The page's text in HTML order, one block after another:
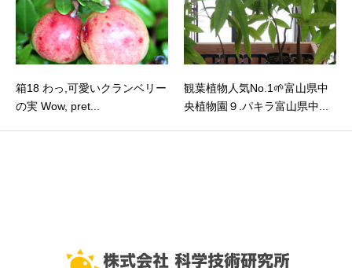
箱18 わっ,可愛いクランベリー
の実 Wow, pret...
観葉植物人気No.1🌱富山県中
央植物園９.パキラ富山県中...